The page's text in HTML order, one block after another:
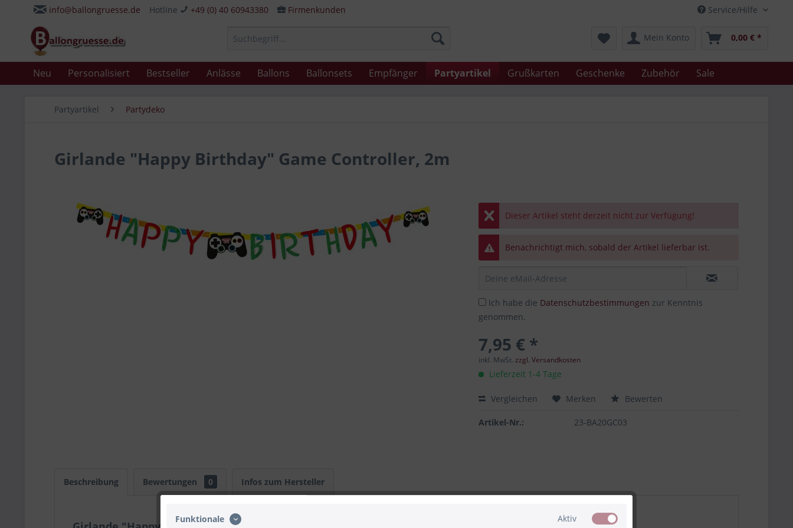
Service/Hilfe
info@ballongruesse.de Hotline +49 (0) 40 60943380 Firmenkunden
Mein Konto 0,00 € *
Neu Personalisiert Bestseller Anlässe Ballons Ballonsets Empfänger Partyartikel Grußkarten Geschenke Zubehör Sale
Partyartikel Partydeko
Girlande "Happy Birthday" Game Controller, 2m
Dieser Artikel steht derzeit nicht zur Verfügung!
Benachrichtigt mich, sobald der Artikel lieferbar ist.
Ich habe die Datenschutzbestimmungen zur Kenntnis
genommen.
7,95 € *
inkl. MwSt.zzgl. Versandkosten
Lieferzeit 1-4 Tage
Vergleichen Merken Bewerten
Artikel-Nr.: 23-BA20GC03
Beschreibung Bewertungen 0 Infos zum Hersteller
Funktionale Aktiv